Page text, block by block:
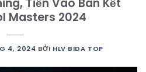
Tiến Vào Bán Kết
Masters 2024
4, 2024 BỞI HLV BIDA TOP